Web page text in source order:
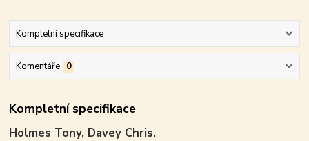
Kompletní specifikace
Komentáře 0
Kompletní specifikace
Holmes Tony, Davey Chris.